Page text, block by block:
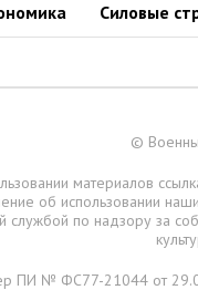
Силовые
©
материалов
об использовании
службой по надзору за
ПИ № ФС77-21044 от